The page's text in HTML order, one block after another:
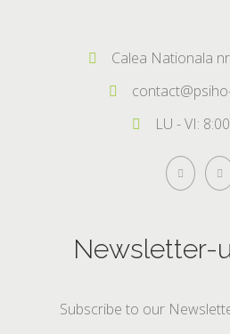
Calea Nationala
LU - VI:
Newsletter-
Subscribe to our